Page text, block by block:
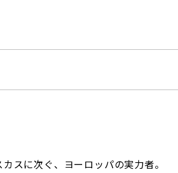
スに次ぐ、ヨーロッパの実力者。